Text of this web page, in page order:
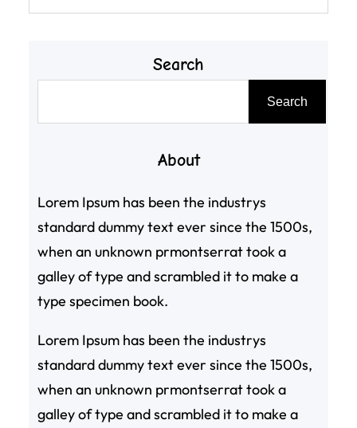
Search
Search
About
Lorem Ipsum has been the industrys
standard dummy text ever since the 1500s,
when an unknown prmontserrat took a
galley of type and scrambled it to make a
type specimen book.
Lorem Ipsum has been the industrys
standard dummy text ever since the 1500s,
when an unknown prmontserrat took a
galley of type and scrambled it to make a